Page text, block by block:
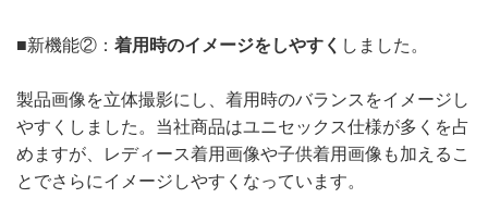
■新機能②： 着用時のイメージをしやすく しました。
製品画像を立体撮影にし、着用時のバランスをイメージし
やすくしました。当社商品はユニセックス仕様が多くを占
めますが、レディース着用画像や子供着用画像も加えるこ
とでさらにイメージしやすくなっています。